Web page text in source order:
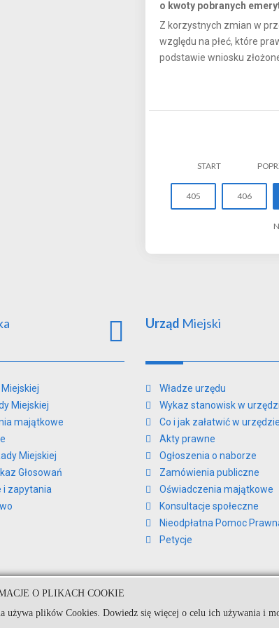
o kwoty pobranych
Z korzystnych zmian w
względu na płeć, które
podstawie wniosku
START
405 406
Miejskiej
Miejskiej
majątkowe
Miejskiej
Głosowań
i zapytania
Urząd Miejski
Władze urzędu
Wykaz stanowisk w
Co i jak załatwić w urzędzie
Akty prawne
Ogłoszenia o naborze
Zamówienia publiczne
Oświadczenia majątkowe
Konsultacje społeczne
Nieodpłatna Pomoc
Petycje
Miejski w Kamieniu Krajeńskim.
O PLIKACH COOKIE
używa plików Cookies. Dowiedz się więcej o celu ich używania i